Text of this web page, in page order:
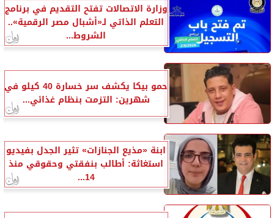
وزارة الاتصالات تفتح التقديم في برنامج
التعلم الذاتي لـ«أشبال مصر الرقمية»..
الشروط...
حمو بيكا يكشف سر خسارة 40 كيلو في
شهرين: التزمت بنظام غذائي...
ابنة «مذيع الجنازات» تثير الجدل بفيديو
استغاثة: أطالب بنفقتي وحقوقي منذ
14...